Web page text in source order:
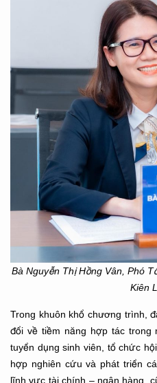
Bà Nguyễn Thị Hồng Vân, Phó
Kiên
Trong khuôn khổ chương trình,
đổi về tiềm năng hợp tác
tuyển dụng sinh viên, tổ chức
hợp nghiên cứu và phát triển
lĩnh vực tài chính – ngân hàng,